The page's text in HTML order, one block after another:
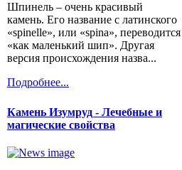
Шпинель – очень красивый
камень. Его название с латинского
«spinelle», или «spina», переводится
«как маленький шип». Другая
версия происхождения назва...
Подробнее...
Камень Изумруд - Лечебные и
магические свойства